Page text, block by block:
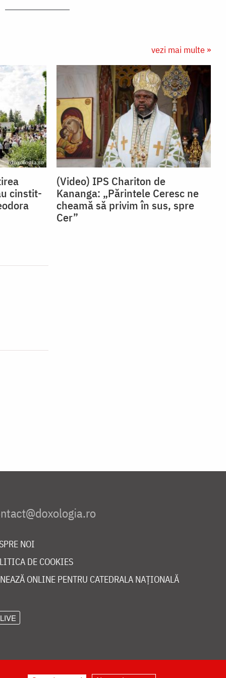
vezi mai multe »
cinstit-
(Video) IPS Chariton de
Kananga: „Părintele Ceresc ne
cheamă să privim în sus, spre
Cer”
NOI
DE COOKIES
ONLINE PENTRU CATEDRALA NAȚIONALĂ
LIVE